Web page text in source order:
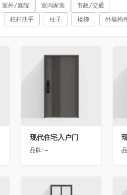
室外/庭院 室内家装 市政/交通
栏杆扶手 柱子 楼梯 外墙构
收藏
现代住宅入户门
品牌: -
收藏